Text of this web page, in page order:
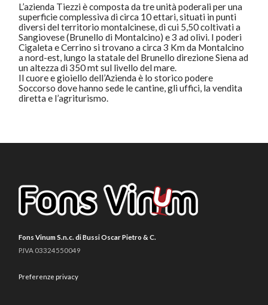
L’azienda Tiezzi è compostada tre unità poderali per una
superficie complessiva di circa 10 ettari, situati in punti
diversi del territorio montalcinese, di cui 5,50 coltivati a
Sangiovese (Brunello di Montalcino) e 3 ad olivi. I poderi
Cigaleta e Cerrino si trovano a circa 3 Km da Montalcino
a nord-est, lungo la statale del Brunello direzione Siena ad
un altezza di 350 mt sul livello del mare.
Il cuore e gioiello dell’Azienda è lo storico podere
Soccorso dove hanno sede le cantine, gli uffici, la vendita
diretta e l’agriturismo.
Fons Vinum S.n.c. di Bussi Oscar Pietro & C.
P.IVA 03324550049
Preferenze privacy